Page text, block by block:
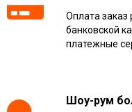
Оплата
банковской
платежные
Шоу-рум